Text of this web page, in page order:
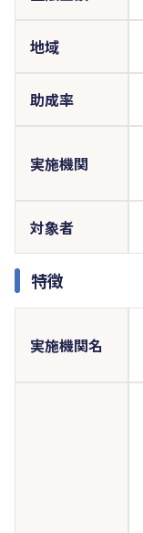
地域
助成率
実施機関
対象者
特徴
実施機関名